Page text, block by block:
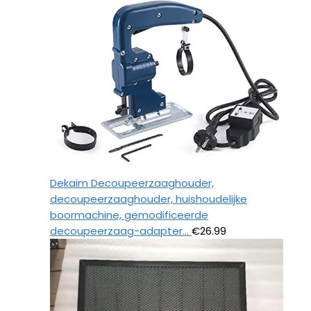
Dekaim Decoupeerzaaghouder,
decoupeerzaaghouder, huishoudelijke
boormachine, gemodificeerde
decoupeerzaag-adapter… €26.99